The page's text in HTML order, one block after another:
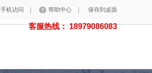
手机访问 帮助中心 保存到桌面
客服热线： 18979086083